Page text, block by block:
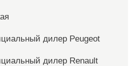
дилер Peugeot
дилер Renault